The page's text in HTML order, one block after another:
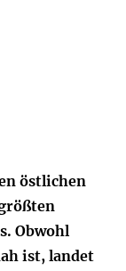
östlichen
Obwohl
ist, landet